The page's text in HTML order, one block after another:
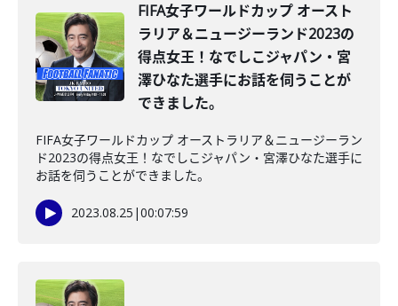
FIFA女子ワールドカップ オースト
ラリア＆ニュージーランド2023の
得点女王！なでしこジャパン・宮
澤ひなた選手にお話を伺うことが
できました。
FIFA女子ワールドカップ オーストラリア＆ニュージーラン
ド2023の得点女王！なでしこジャパン・宮澤ひなた選手に
お話を伺うことができました。
2023.08.25 |00:07:59